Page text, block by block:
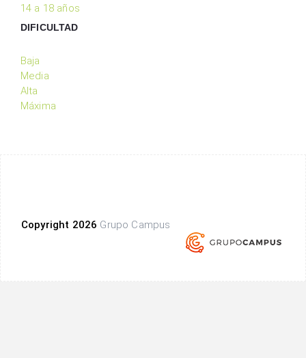
14 a 18 años
DIFICULTAD
Baja
Media
Alta
Máxima
Copyright 2026 Grupo Campus